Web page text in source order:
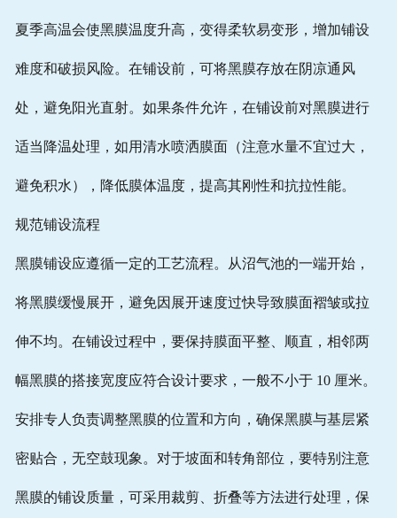
夏季高温会使黑膜温度升高，变得柔软易变形，增加铺设
难度和破损风险。在铺设前，可将黑膜存放在阴凉通风
处，避免阳光直射。如果条件允许，在铺设前对黑膜进行
适当降温处理，如用清水喷洒膜面（注意水量不宜过大，
避免积水），降低膜体温度，提高其刚性和抗拉性能。
规范铺设流程
黑膜铺设应遵循一定的工艺流程。从沼气池的一端开始，
将黑膜缓慢展开，避免因展开速度过快导致膜面褶皱或拉
伸不均。在铺设过程中，要保持膜面平整、顺直，相邻两
幅黑膜的搭接宽度应符合设计要求，一般不小于 10 厘米。
安排专人负责调整黑膜的位置和方向，确保黑膜与基层紧
密贴合，无空鼓现象。对于坡面和转角部位，要特别注意
黑膜的铺设质量，可采用裁剪、折叠等方法进行处理，保